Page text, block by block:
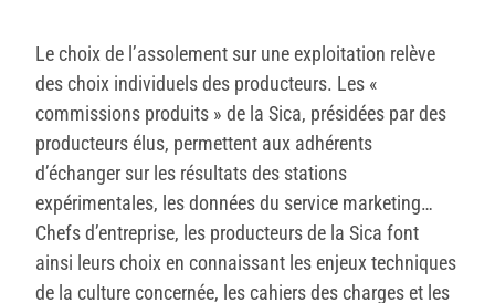
Le choix de l’assolement sur une exploitation relève
des choix individuels des producteurs. Les «
commissions produits » de la Sica, présidées par des
producteurs élus, permettent aux adhérents
d’échanger sur les résultats des stations
expérimentales, les données du service marketing…
Chefs d’entreprise, les producteurs de la Sica font
ainsi leurs choix en connaissant les enjeux techniques
de la culture concernée, les cahiers des charges et les